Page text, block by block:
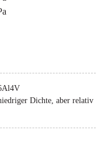
Dichte, aber relativ